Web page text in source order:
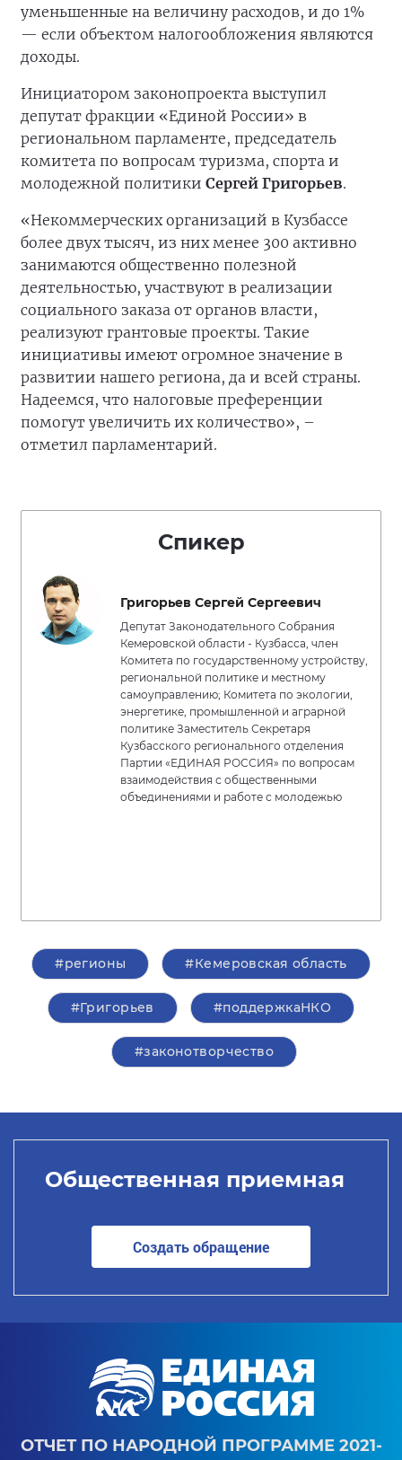
уменьшенные на величину расходов, и до 1%
— если объектом налогообложения являются
доходы.
Инициатором законопроекта выступил
депутат фракции «Единой России» в
региональном парламенте, председатель
комитета по вопросам туризма, спорта и
молодежной политики Сергей Григорьев.
«Некоммерческих организаций в Кузбассе
более двух тысяч, из них менее 300 активно
занимаются общественно полезной
деятельностью, участвуют в реализации
социального заказа от органов власти,
реализуют грантовые проекты. Такие
инициативы имеют огромное значение в
развитии нашего региона, да и всей страны.
Надеемся, что налоговые преференции
помогут увеличить их количество», –
отметил парламентарий.
Спикер
Григорьев Сергей Сергеевич
Депутат Законодательного Собрания
Кемеровской области - Кузбасса, член
Комитета по государственному устройству,
региональной политике и местному
самоуправлению; Комитета по экологии,
энергетике, промышленной и аграрной
политике Заместитель Секретаря
Кузбасского регионального отделения
Партии «ЕДИНАЯ РОССИЯ» по вопросам
взаимодействия с общественными
объединениями и работе с молодежью
#регионы #Кемеровская область
#Григорьев #поддержкаНКО
#законотворчество
Общественная приемная
Создать обращение
ОТЧЕТ ПО НАРОДНОЙ ПРОГРАММЕ 2021-